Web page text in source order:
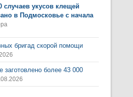
случаев укусов клещей
в Подмосковье с начала
бригад скорой помощи
более 43 000